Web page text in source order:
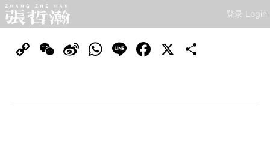
登录 Login
CopyWeChat
SinaWhatsApp
Line Facebook
X